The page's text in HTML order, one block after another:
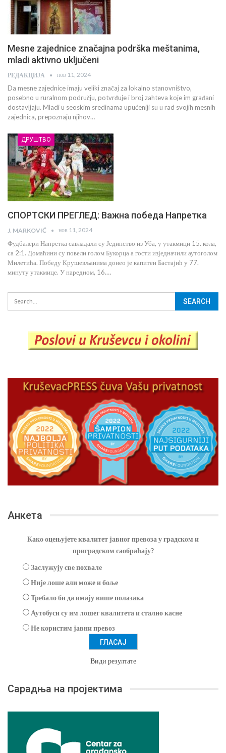
Mesne zajednice značajna podrška meštanima,
mladi aktivno uključeni
РЕДАКЦИЈА нов 11, 2024
Da mesne zajednice imaju veliki značaj za lokalno stanovništvo,
posebno u ruralnom području, potvrđuje i broj zahteva koje im građani
dostavljaju. Mladi u seoskim sredinama upućeniji su u rad svojih mesnih
zajednica, prepoznaju njihov…
ДРУШТВО
СПОРТСКИ ПРЕГЛЕД: Важна победа Напретка
J. MARKOVIĆ нов 11, 2024
Фудбалери Напретка савладали су Јединство из Уба, у утакмици 15. кола,
са 2:1. Домаћини су повели голом Букорца а гости изједначили аутоголом
Милетића. Победу Крушевљанима донео је капитен Бастајић у 77.
минуту утакмице. У наредном, 16.…
Анкета
Како оцењујете квалитет јавног превоза у градском и
приградском саобраћају?
Заслужују све похвале
Није лоше али може и боље
Требало би да имају више полазака
Аутобуси су им лошег квалитета и стално касне
Не користим јавни превоз
Види резултате
Сарадња на пројектима